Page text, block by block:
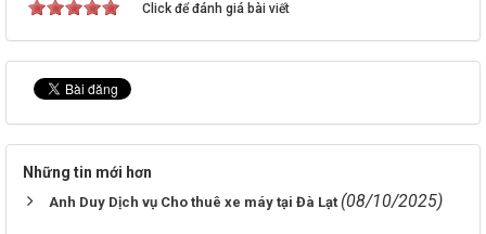
Click để đánh giá bài viết
Những tin mới hơn
Anh Duy Dịch vụ Cho thuê xe máy tại Đà Lạt (08/10/2025)